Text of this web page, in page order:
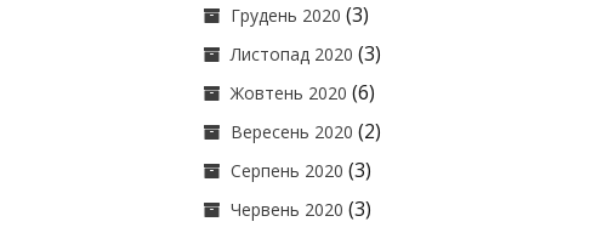
Грудень 2020 (3)
Листопад 2020 (3)
Жовтень 2020 (6)
Вересень 2020 (2)
Серпень 2020 (3)
Червень 2020 (3)